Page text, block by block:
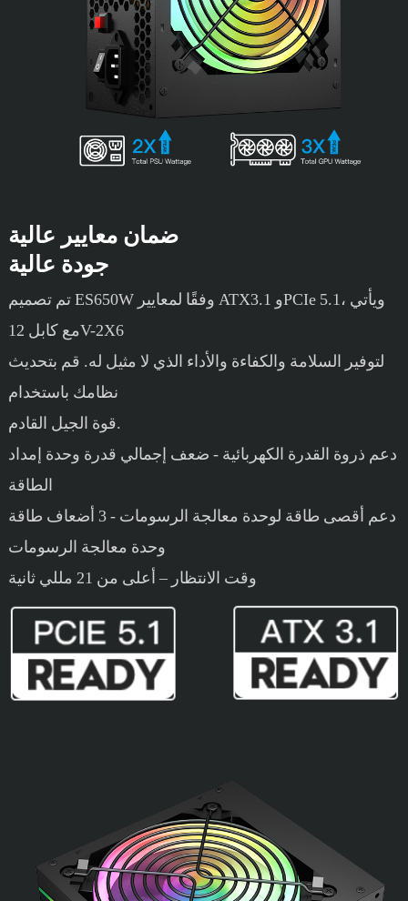
ضمان معايير عالية
جودة عالية
تم تصميم ES650W وفقًا لمعايير ATX3.1 وPCIe 5.1، ويأتي
مع كابل 12V-2X6
لتوفير السلامة والكفاءة والأداء الذي لا مثيل له. قم بتحديث
قوة الجيل القادم.
دعم ذروة القدرة الكهربائية - ضعف إجمالي قدرة وحدة إمداد
الطاقة
دعم أقصى طاقة لوحدة معالجة الرسومات - 3 أضعاف طاقة
وحدة معالجة الرسومات
وقت الانتظار – أعلى من 21 مللي ثانية